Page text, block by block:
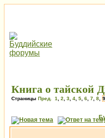
Книга о тайской
Страницы Пред. 1 2 3 4 5 6 7 8 9